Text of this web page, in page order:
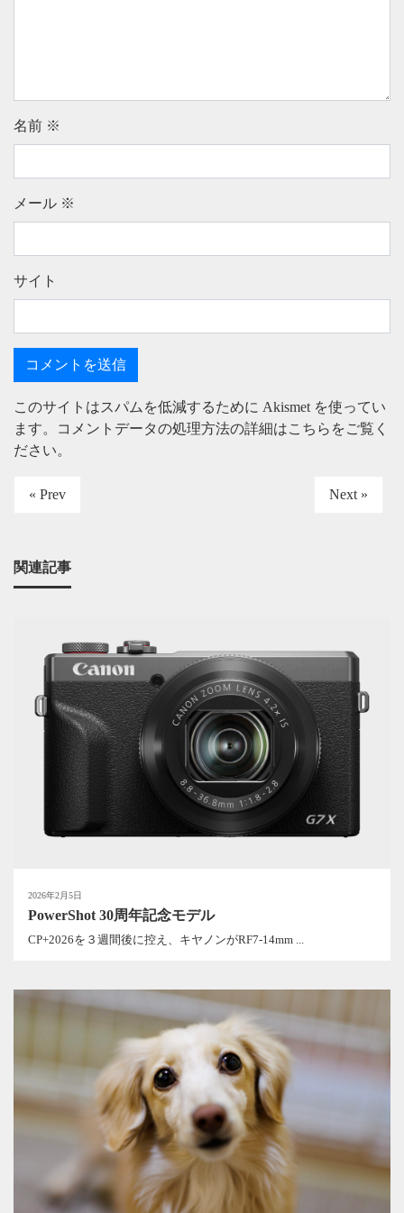
名前 ※
メール ※
サイト
このサイトはスパムを低減するために Akismet を使ってい
ます。
コメントデータの処理方法の詳細はこちらをご覧く
ださい。
« Prev Next »
関連記事
2026年2月5日
PowerShot 30周年記念モデル
CP+2026を３週間後に控え、キヤノンがRF7-14mm ...